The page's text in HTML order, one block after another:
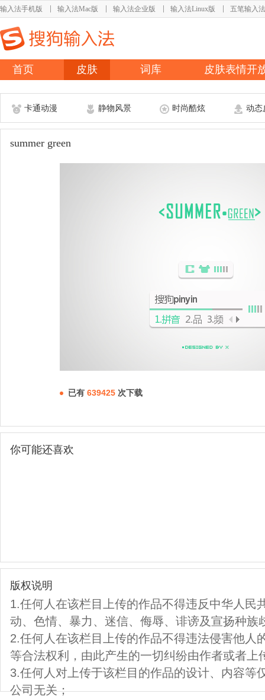
输入法手机版 输入法Mac版 输入法企业版 输入法Linux版 五笔输入法
首页 皮肤 词库 皮肤表情开
卡通动漫 静物风景 时尚酷炫 动态
summer green
已有 639425 次下载
你可能还喜欢
版权说明
1.任何人在该栏目上传的作品不得违反中华人民
动、色情、暴力、迷信、侮辱、诽谤及宣扬种族
2.任何人在该栏目上传的作品不得违法侵害他人
等合法权利，由此产生的一切纠纷由作者或者上
3.任何人对上传于该栏目的作品的设计、内容等
公司无关；